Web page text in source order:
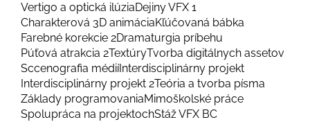
Vertigo a optická ilúziaDejiny VFX 1
Charakterová 3D animáciaKľúčovaná bábka
Farebné korekcie 2Dramaturgia príbehu
Púťová atrakcia 2TextúryTvorba digitálnych assetov
Sccenografia médiíInterdisciplinárny projekt
Interdisciplinárny projekt 2Teória a tvorba písma
Základy programovaniaMimoškolské práce
Spolupráca na projektochStáž VFX BC